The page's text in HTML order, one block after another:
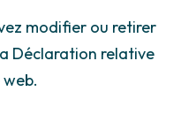
modifier ou retirer
Déclaration relative